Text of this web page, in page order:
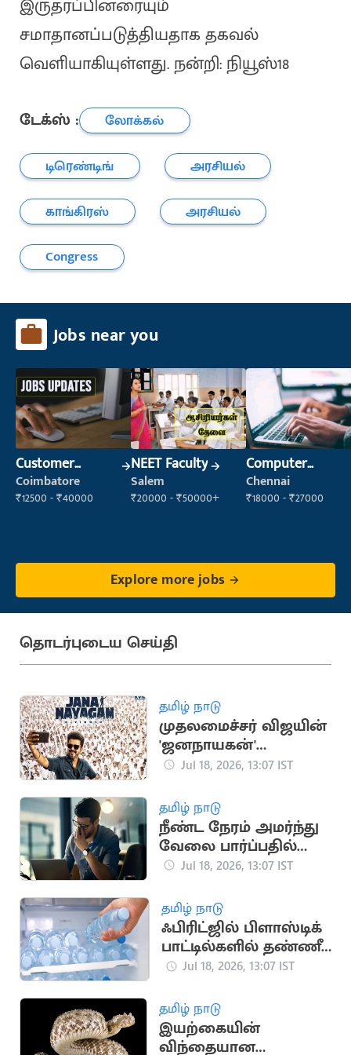
இருதரப்பினரையும்
சமாதானப்படுத்தியதாக தகவல்
வெளியாகியுள்ளது. நன்றி: நியூஸ்18
டேக்ஸ் :
லோக்கல்
டிரெண்டிங்
அரசியல்
காங்கிரஸ்
அரசியல்
Congress
Jobs near you
Customer
Support Officer
Coimbatore
₹12500 - ₹40000
NEET Faculty
Salem
₹20000 - ₹50000+
Computer
Operator
Chennai
₹18000 - ₹27000
Explore more jobs
தொடர்புடைய செய்தி
தமிழ் நாடு
முதலமைச்சர் விஜயின்
'ஜனநாயகன்'
படத்திற்கான
தொடங்கியது
Jul 18, 2026, 13:07 IST
தமிழ் நாடு
நீண்ட நேரம் அமர்ந்து
வேலை பார்ப்பதில்
மறைந்திருக்கும்
Jul 18, 2026, 13:07 IST
தமிழ் நாடு
ஃபிரிட்ஜில் பிளாஸ்டிக்
பாட்டில்களில் தண்ணீர்
வைத்து
Jul 18, 2026, 13:07 IST
தமிழ் நாடு
இயற்கையின்
விந்தையான